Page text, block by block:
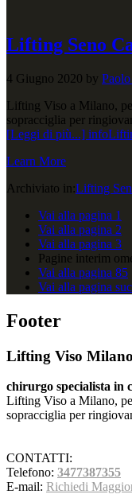
Lifting Seno
4 Giugno 2020 by
Lifting Viso a Milano,
sopracciglia per
[Leggi di più...]
Learn More
Archiviato in:Lifting
Vai alla pagina 1
Vai alla pagina 2
Vai alla pagina 3
Pagine interim
Vai alla pagina 85
Vai alla pagina
Footer
Lifting Viso Milano
chirurgo specialista in
Lifting Viso a Milano,
sopracciglia per
CONTATTI:
Telefono: 3477387355
E-mail: Richiedi